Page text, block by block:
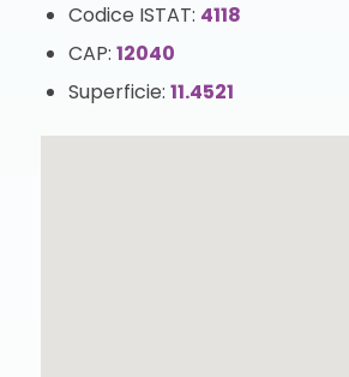
Codice ISTAT: 4118
CAP: 12040
Superficie: 11.4521